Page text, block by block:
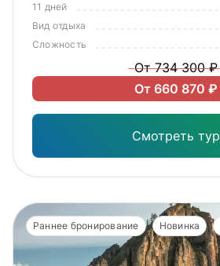
11 дней
Вид отдыха
Сложность
От 734 300 ₽
От 660 870 ₽
Смотреть тур
Раннее бронирование Новинка